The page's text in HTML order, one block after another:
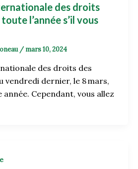
des droits
l’année s’il vous
/ mars 10, 2024
des droits des
vendredi dernier, le 8 mars,
année. Cependant, vous allez